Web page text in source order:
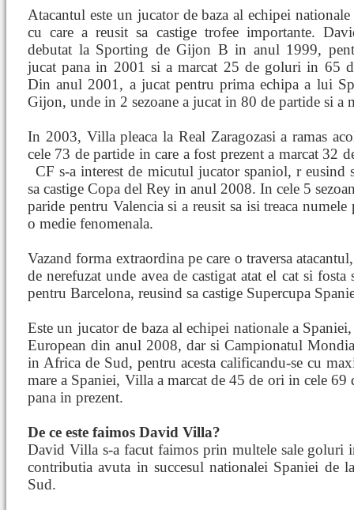
Atacantul este un jucator de baza al echipei
cu care a reusit sa castige trofee importante.
debutat la Sporting de Gijon B in anul 1999,
jucat pana in 2001 si a marcat 25 de goluri in 65
Din anul 2001, a jucat pentru prima echipa a lui
Gijon, unde in 2 sezoane a jucat in 80 de partide si a
In 2003, Villa pleaca la Real Zaragozasi a ramas
cele 73 de partide in care a fost prezent a marcat 32
CF s-a interest de micutul jucator spaniol, reusind
sa castige Copa del Rey in anul 2008. In cele 5
paride pentru Valencia si a reusit sa isi treaca
o medie fenomenala.
Vazand forma extraordina pe care o traversa
de nerefuzat unde avea de castigat atat el cat si
pentru Barcelona, reusind sa castige Supercupa
Este un jucator de baza al echipei nationale a
European din anul 2008, dar si Campionatul
in Africa de Sud, pentru acesta calificandu-se cu
mare a Spaniei, Villa a marcat de 45 de ori in cele 69
pana in prezent.
De ce este faimos David Villa?
David Villa s-a facut faimos prin multele sale goluri
contributia avuta in succesul nationalei Spaniei de
Sud.